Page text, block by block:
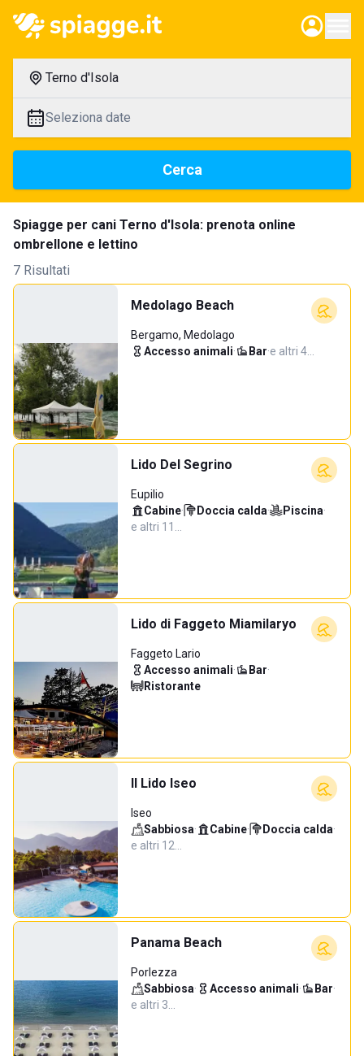
Terno d'Isola
Seleziona date
Cerca
Spiagge per cani Terno d'Isola: prenota online
ombrellone e lettino
7 Risultati
Medolago Beach
Bergamo, Medolago
Accesso animali· Bar·e altri 4…
Lido Del Segrino
Eupilio
Cabine· Doccia calda· Piscina·
e altri 11…
Lido di Faggeto Miamilaryo
Faggeto Lario
Accesso animali· Bar·
Ristorante
Il Lido Iseo
Iseo
Sabbiosa· Cabine· Doccia calda·
e altri 12…
Panama Beach
Porlezza
Sabbiosa· Accesso animali· Bar·
e altri 3…